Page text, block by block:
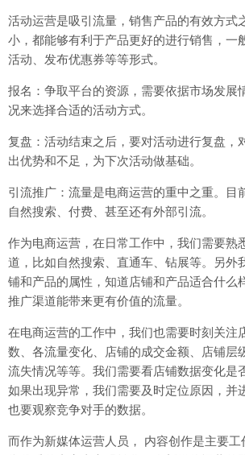
活动运营是吸引流量，销售产品的有效方式
小，都能够有利于产品更好的进行销售，一
活动、发布优惠券等等形式。
报名：争取平台的资源，需要依据市场发展
况来选择合适的活动方式。
复盘：活动结束之后，要对活动进行复盘，
出优势和不足，为下次活动做基础。
引流推广：流量是电商运营的重中之重。目
自然搜索、付费、甚至还有外部引流。
作为电商运营，在日常工作中，我们需要熟
道，比如自然搜索、直通车、钻展等。另外
铺和产品的属性，知道店铺和产品适合什么
推广渠道能带来更有价值的流量。
在电商运营的工作中，我们也需要时刻关注
数、各流量变化、店铺的成交金额、店铺层
流失情况等等。我们需要看店铺数据变化是
如果出现异常，我们需要及时定位原因，并
也要观察竞争对手的数据。
而作为新媒体运营人员， 内容创作是主要工